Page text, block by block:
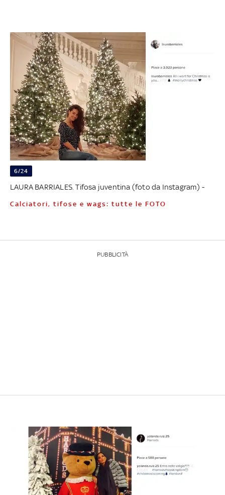
6/24
LAURA BARRIALES. Tifosa juventina (foto da Instagram) -
Calciatori, tifose e wags: tutte le FOTO
PUBBLICITÀ